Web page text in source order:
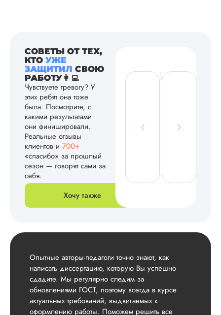
СОВЕТЫ ОТ ТЕХ,
КТО УЖЕ
ЗАЩИТИЛ СВОЮ
РАБОТУ👩‍💻
Чувствуете тревогу? У
этих ребят она тоже
была. Посмотрите, с
какими результатами
они финишировали.
Реальные отзывы
клиентов и 700+
«спасибо» за прошлый
сезон — говорят сами за
себя.
Хочу также
Опытные авторы-педагоги точно знают, как
написать диссертацию, которую Вы успешно
сдадите. Мы регулярно следим за
обновлениями ГОСТ, поэтому всегда в курсе
актуальных требований, выдвигаемых к
оформлению работы. Поможем решить все